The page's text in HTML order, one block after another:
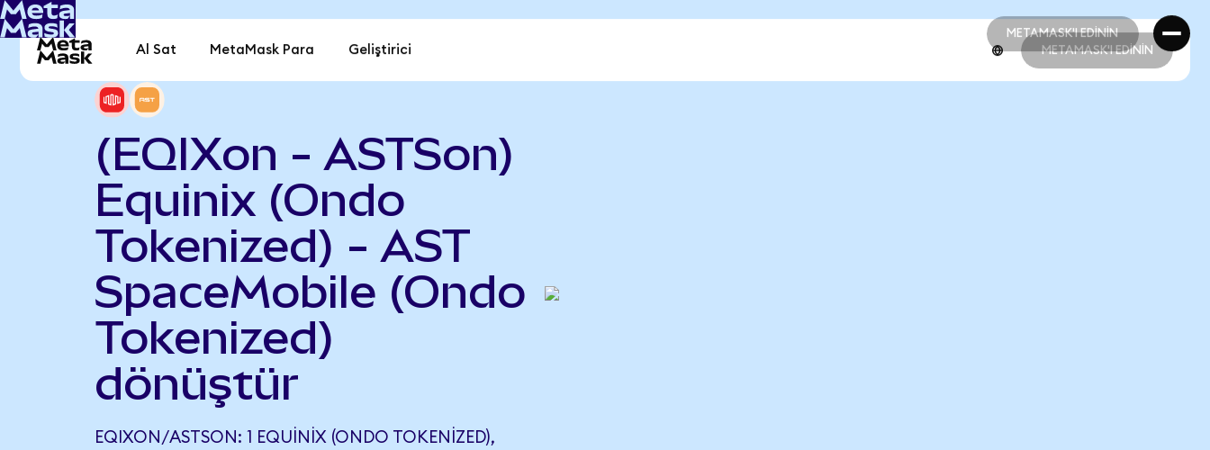
METAMASK'I EDİNİN
METAMASK'I EDİNİN
Al Sat MetaMask Para Geliştirici METAMASK'I EDİNİN
(EQIXon - ASTSon)
Equinix (Ondo
Tokenized) - AST
SpaceMobile (Ondo
Tokenized)
dönüştür
EQIXON/ASTSON: 1 EQUINIX (ONDO TOKENIZED),